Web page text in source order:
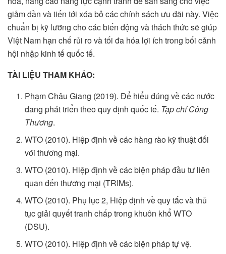
giảm dần và tiến tới xóa bỏ các chính sách ưu đãi này. Việc
chuẩn bị kỹ lưỡng cho các biến động và thách thức sẽ giúp
Việt Nam hạn chế rủi ro và tối đa hóa lợi ích trong bối cảnh
hội nhập kinh tế quốc tế.
TÀI LIỆU THAM KHẢO:
Phạm Châu Giang (2019). Để hiểu đúng về các nước
đang phát triển theo quy định quốc tế. Tạp chí Công
Thương.
WTO (2010). Hiệp định về các hàng rào kỹ thuật đối
với thương mại.
WTO (2010). Hiệp định về các biện pháp đầu tư liên
quan đến thương mại (TRIMs).
WTO (2010). Phụ lục 2, Hiệp định về quy tắc và thủ
tục giải quyết tranh chấp trong khuôn khổ WTO
(DSU).
WTO (2010). Hiệp định về các biện pháp tự vệ.